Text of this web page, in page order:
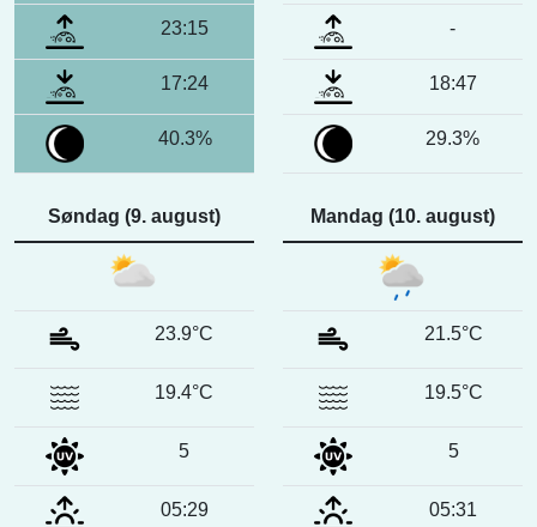
23:15
17:24
40.3%
-
18:47
29.3%
Søndag (9. august)
23.9°C
19.4°C
5
05:29
Mandag (10. august)
21.5°C
19.5°C
5
05:31